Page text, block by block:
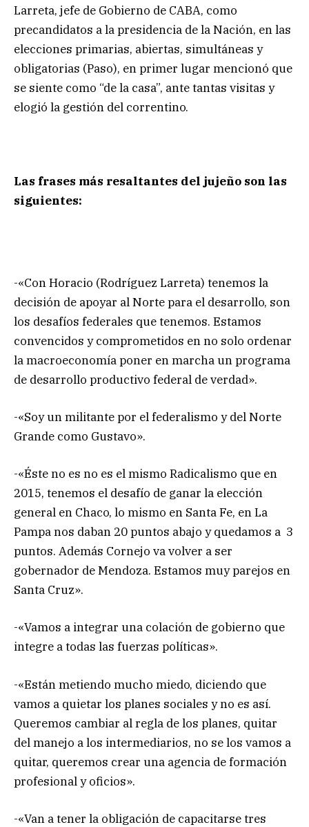
Larreta, jefe de Gobierno de CABA, como
precandidatos a la presidencia de la Nación, en las
elecciones primarias, abiertas, simultáneas y
obligatorias (Paso), en primer lugar mencionó que
se siente como “de la casa”, ante tantas visitas y
elogió la gestión del correntino.
Las frases más resaltantes del jujeño son las
siguientes:
-«Con Horacio (Rodríguez Larreta) tenemos la
decisión de apoyar al Norte para el desarrollo, son
los desafíos federales que tenemos. Estamos
convencidos y comprometidos en no solo ordenar
la macroeconomía poner en marcha un programa
de desarrollo productivo federal de verdad».
-«Soy un militante por el federalismo y del Norte
Grande como Gustavo».
-«Éste no es no es el mismo Radicalismo que en
2015, tenemos el desafío de ganar la elección
general en Chaco, lo mismo en Santa Fe, en La
Pampa nos daban 20 puntos abajo y quedamos a 3
puntos. Además Cornejo va volver a ser
gobernador de Mendoza. Estamos muy parejos en
Santa Cruz».
-«Vamos a integrar una colación de gobierno que
integre a todas las fuerzas políticas».
-«Están metiendo mucho miedo, diciendo que
vamos a quietar los planes sociales y no es así.
Queremos cambiar al regla de los planes, quitar
del manejo a los intermediarios, no se los vamos a
quitar, queremos crear una agencia de formación
profesional y oficios».
-«Van a tener la obligación de capacitarse tres